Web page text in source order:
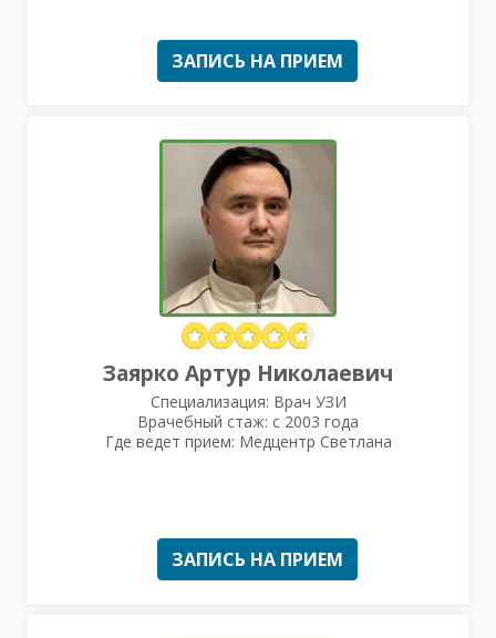
ЗАПИСЬ НА ПРИЕМ
Заярко Артур Николаевич
Специализация: Врач УЗИ
Врачебный стаж: с 2003 года
Где ведет прием: Медцентр Светлана
ЗАПИСЬ НА ПРИЕМ